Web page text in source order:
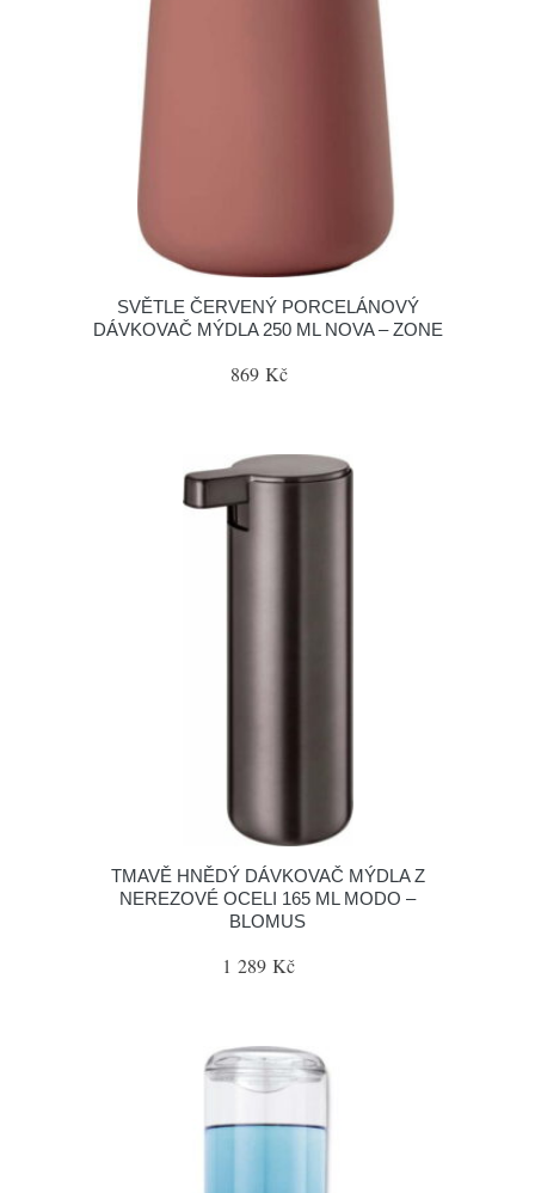
SVĚTLE ČERVENÝ PORCELÁNOVÝ
DÁVKOVAČ MÝDLA 250 ML NOVA – ZONE
869 Kč
TMAVĚ HNĚDÝ DÁVKOVAČ MÝDLA Z
NEREZOVÉ OCELI 165 ML MODO –
BLOMUS
1 289 Kč